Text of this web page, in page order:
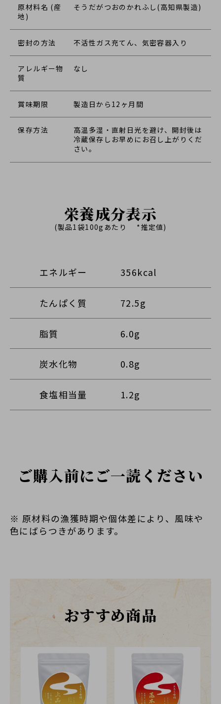
原材料名 (産
地)
そうだがつおのかれふし(高知県製造)
密封の方法 不活性ガス充てん、気密容器入り
アレルギー物
質
なし
賞味期限 製造日から12ヶ月間
保存方法
高温多湿・直射日光を避け、開封後は
冷蔵保存しお早めにお召し上がりくだ
さい。
栄養成分表示
(製品1袋100gあたり *推定値)
エネルギー 356kcal
たんぱく質 72.5g
脂質 6.0g
炭水化物 0.8g
食塩相当量 1.2g
ご購入前にご一読ください
※ 原材料の漁獲時期や個体差により、風味や
色にばらつきがあります。
おすすめ商品